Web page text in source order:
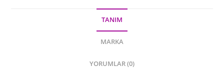
TANIM
MARKA
YORUMLAR (0)